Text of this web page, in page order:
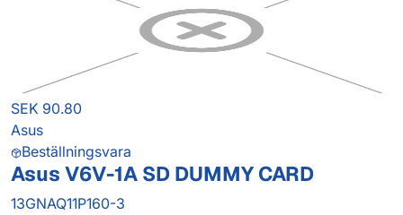
SEK 90.80
Asus
Beställningsvara
Asus V6V-1A SD DUMMY CARD
13GNAQ11P160-3